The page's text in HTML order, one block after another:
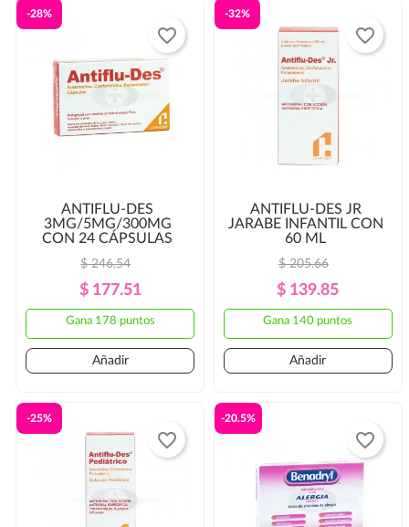
ANTIFLU-DES
3MG/5MG/300MG
CON 24 CÁPSULAS
Precio
Regular
$ 246.54
Precio
$ 177.51
Gana 178 puntos
-28%
Añadir
favorite_border
ANTIFLU-DES JR
JARABE INFANTIL CON
60 ML
Precio
Regular
$ 205.66
Precio
$ 139.85
Gana 140 puntos
-32%
Añadir
favorite_border
-25%
favorite_border
-20.5%
favorite_border